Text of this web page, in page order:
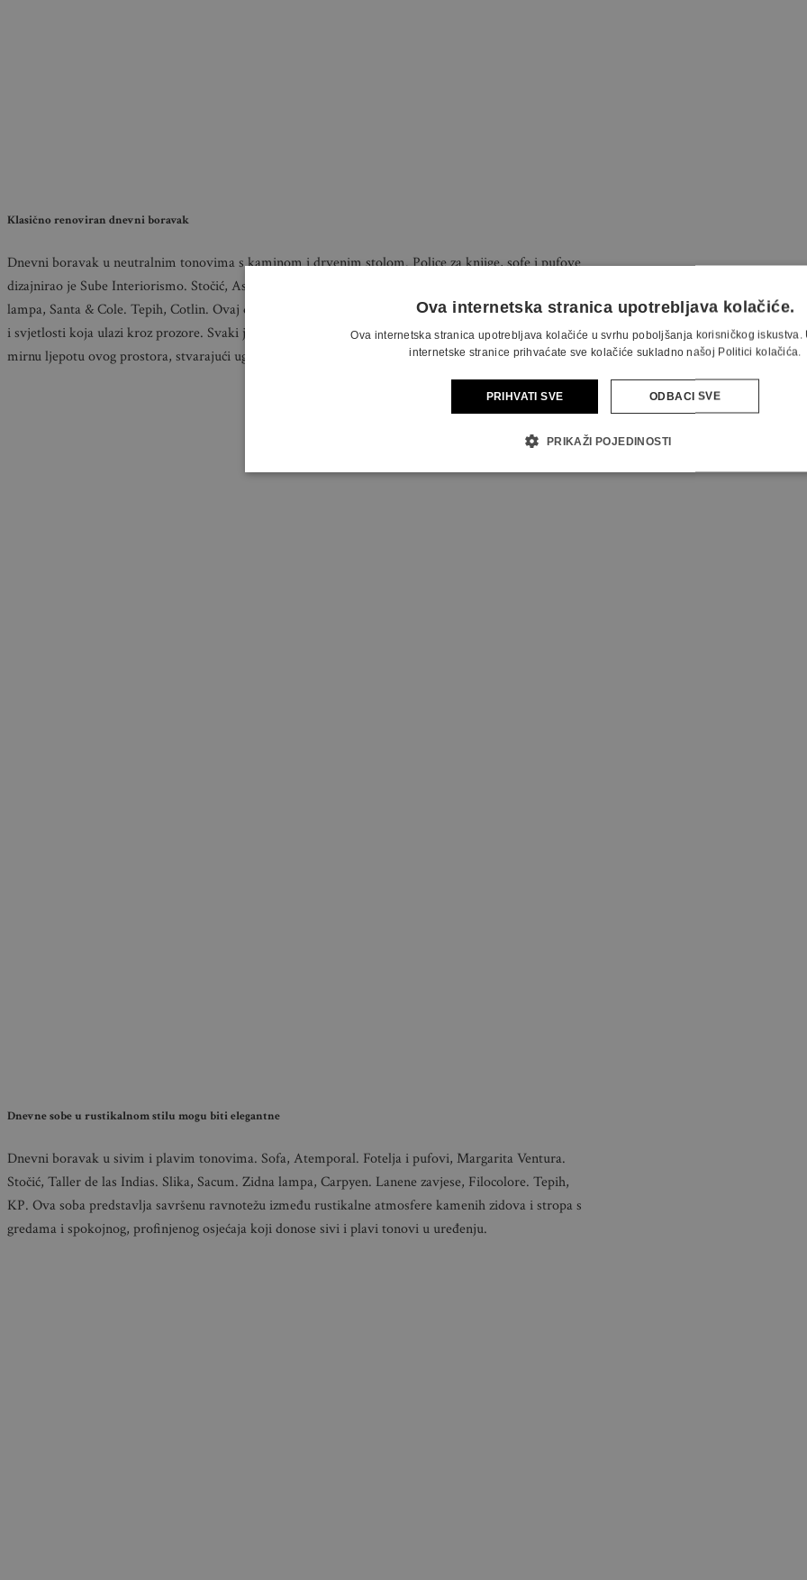
Klasično renoviran dnevni boravak
Dnevni boravak u neutralnim tonovima s kaminom i drvenim stolom. Police za knjige, sofe i pufove
dizajnirao je Sube Interiorismo. Stočić, Asitrade. Slike Inés San Feliu. Košare, Kave Home. Podna
lampa, Santa & Cole. Tepih, Cotlin. Ovaj dnevni boravak odiše elegancijom zahvaljujući harmoniji boja
i svjetlosti koja ulazi kroz prozore. Svaki je element pažljivo odabran kako bi nadopunio i istaknuo
mirnu ljepotu ovog prostora, stvarajući ugodnu i sofisticiranu atmosferu koja poziva na opuštanje.
Dnevne sobe u rustikalnom stilu mogu biti elegantne
Dnevni boravak u sivim i plavim tonovima. Sofa, Atemporal. Fotelja i pufovi, Margarita Ventura.
Stočić, Taller de las Indias. Slika, Sacum. Zidna lampa, Carpyen. Lanene zavjese, Filocolore. Tepih,
KP. Ova soba predstavlja savršenu ravnotežu između rustikalne atmosfere kamenih zidova i stropa s
gredama i spokojnog, profinjenog osjećaja koji donose sivi i plavi tonovi u uređenju.
Ova internetska stranica upotrebljava kolačiće.
Ova internetska stranica upotrebljava kolačiće u svrhu poboljšanja korisničkog iskustva.
internetske stranice prihvaćate sve kolačiće sukladno našoj Politici kolačića.
PRIHVATI SVE ODBACI SVE
PRIKAŽI POJEDINOSTI